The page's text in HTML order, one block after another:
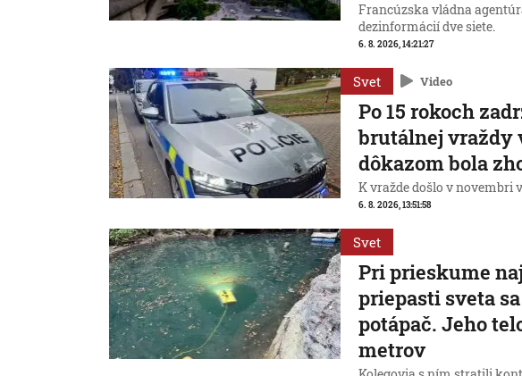
Francúzska vládna
dezinformácií dve siete.
6. 8. 2026, 14:21:27
Svet Video
Po 15 rokoch
brutálnej vraždy
dôkazom bola
K vražde došlo v novembri
6. 8. 2026, 13:51:58
Svet
Pri prieskume
priepasti sveta
potápač. Jeho
metrov